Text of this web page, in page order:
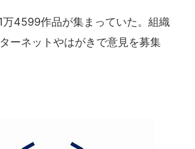
4599作品が集まっていた。組織
ーネットやはがきで意見を募集